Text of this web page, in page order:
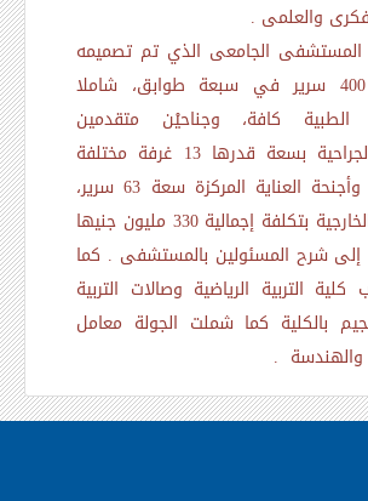
والعلمى .
المستشفى الجامعى الذي تم تصميمه
لإستيعاب 400 سرير في سبعة طوابق، شاملا
الطبية كافة، وجناحيْن متقدمين
للعمليات الجراحية بسعة قدرها 13 غرفة مختلفة
التجهيزات، وأجنحة العناية المركزة سعة 63 سرير،
والعيادات الخارجية بتكلفة إجمالية 330 مليون جنيها
إلى شرح المسئولين بالمستشفى . كما
كلية التربية الرياضية وصالات التربية
بالكلية كما شملت الجولة معامل
والهندسة .